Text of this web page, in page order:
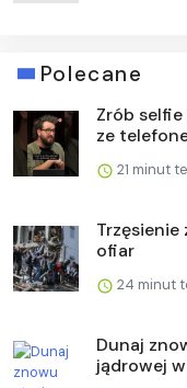
Polecane
Zrób
ze
21 minut
Trzęsienie
ofiar
24 minut
Dunaj
jądrowej w